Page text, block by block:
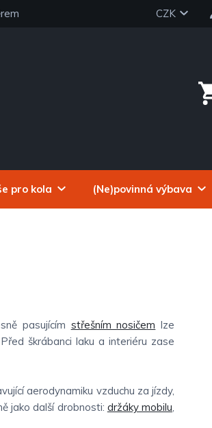
CZK
pro kola (Ne)povinná výbava
pasujícím střešním nosičem lze
škrábanci laku a interiéru zase
aerodynamiku vzduchu za jízdy,
jako další drobnosti: držáky mobilu,